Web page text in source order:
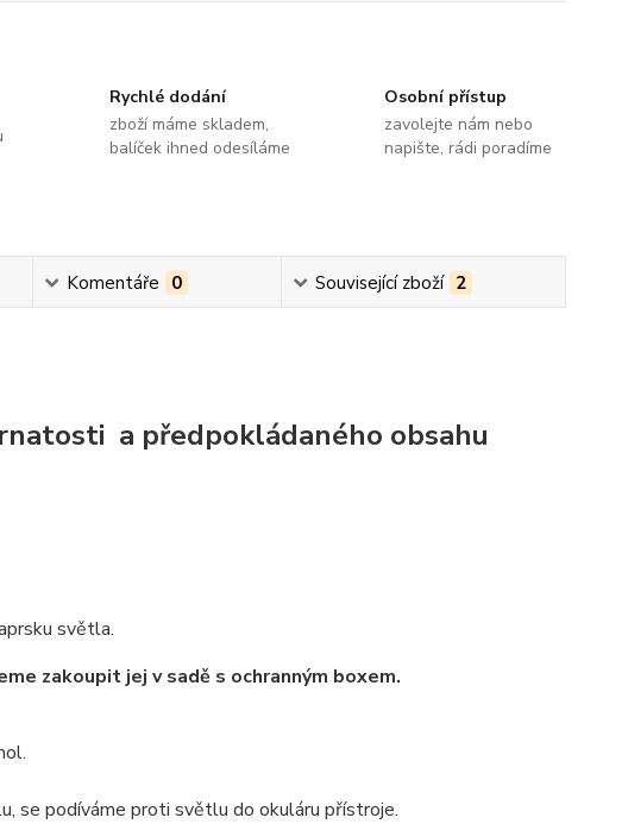
Rychlé dodání
zboží máme skladem,
balíček ihned odesíláme
Osobní přístup
zavolejte nám nebo
napište, rádi poradíme
Komentáře 0 Související zboží 2
a předpokládaného obsahu
světla.
zakoupit jej v sadě s ochranným boxem.
se podíváme proti světlu do okuláru přístroje.